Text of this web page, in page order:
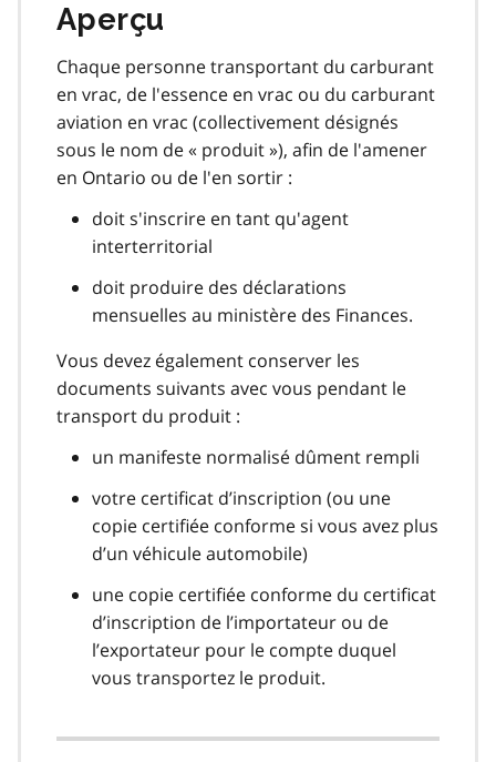
Aperçu
Chaque personne transportant du carburant
en vrac, de l'essence en vrac ou du carburant
aviation en vrac (collectivement désignés
sous le nom de « produit »), afin de l'amener
en Ontario ou de l'en sortir :
doit s'inscrire en tant qu'agent
interterritorial
doit produire des déclarations
mensuelles au ministère des Finances.
Vous devez également conserver les
documents suivants avec vous pendant le
transport du produit :
un manifeste normalisé dûment rempli
votre certificat d’inscription (ou une
copie certifiée conforme si vous avez plus
d’un véhicule automobile)
une copie certifiée conforme du certificat
d’inscription de l’importateur ou de
l’exportateur pour le compte duquel
vous transportez le produit.